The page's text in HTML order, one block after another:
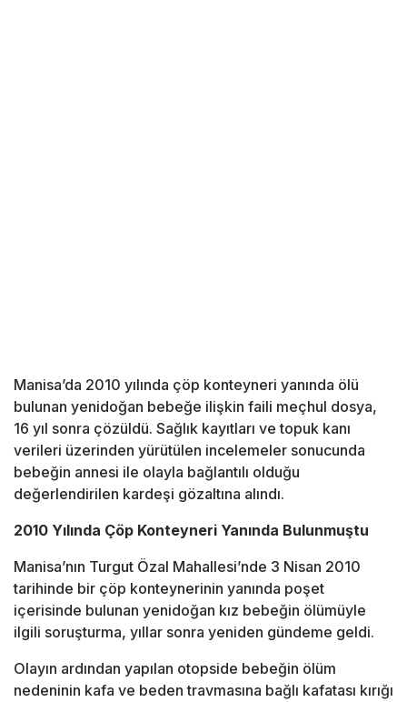
Manisa’da 2010 yılında çöp konteyneri yanında ölü
bulunan yenidoğan bebeğe ilişkin faili meçhul dosya,
16 yıl sonra çözüldü. Sağlık kayıtları ve topuk kanı
verileri üzerinden yürütülen incelemeler sonucunda
bebeğin annesi ile olayla bağlantılı olduğu
değerlendirilen kardeşi gözaltına alındı.
2010 Yılında Çöp Konteyneri Yanında Bulunmuştu
Manisa’nın Turgut Özal Mahallesi’nde 3 Nisan 2010
tarihinde bir çöp konteynerinin yanında poşet
içerisinde bulunan yenidoğan kız bebeğin ölümüyle
ilgili soruşturma, yıllar sonra yeniden gündeme geldi.
Olayın ardından yapılan otopside bebeğin ölüm
nedeninin kafa ve beden travmasına bağlı kafatası kırığı